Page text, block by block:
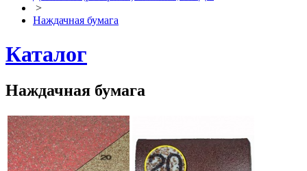
>
Наждачная бумага
Каталог
Наждачная бумага